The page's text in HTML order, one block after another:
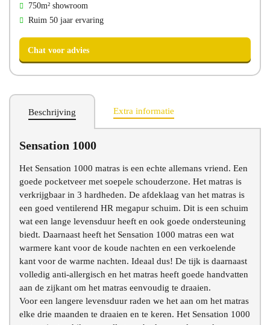
750m² showroom
Ruim 50 jaar ervaring
Chat voor advies
Beschrijving Extra informatie
Sensation 1000
Het Sensation 1000 matras is een echte allemans vriend. Een
goede pocketveer met soepele schouderzone. Het matras is
verkrijgbaar in 3 hardheden. De afdeklaag van het matras is
een goed ventilerend HR megapur schuim. Dit is een schuim
wat een lange levensduur heeft en ook goede ondersteuning
biedt. Daarnaast heeft het Sensation 1000 matras een wat
warmere kant voor de koude nachten en een verkoelende
kant voor de warme nachten. Ideaal dus! De tijk is daarnaast
volledig anti-allergisch en het matras heeft goede handvatten
aan de zijkant om het matras eenvoudig te draaien.
Voor een langere levensduur raden we het aan om het matras
elke drie maanden te draaien en te keren. Het Sensation 1000